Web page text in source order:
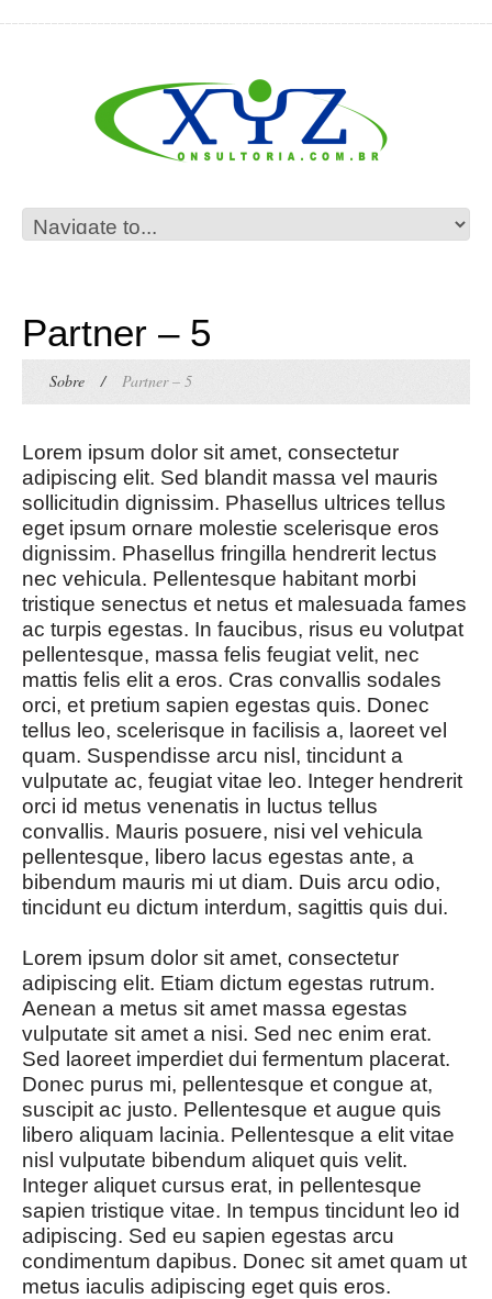
Partner – 5
Sobre / Partner – 5
Lorem ipsum dolor sit amet, consectetur
adipiscing elit. Sed blandit massa vel mauris
sollicitudin dignissim. Phasellus ultrices tellus
eget ipsum ornare molestie scelerisque eros
dignissim. Phasellus fringilla hendrerit lectus
nec vehicula. Pellentesque habitant morbi
tristique senectus et netus et malesuada fames
ac turpis egestas. In faucibus, risus eu volutpat
pellentesque, massa felis feugiat velit, nec
mattis felis elit a eros. Cras convallis sodales
orci, et pretium sapien egestas quis. Donec
tellus leo, scelerisque in facilisis a, laoreet vel
quam. Suspendisse arcu nisl, tincidunt a
vulputate ac, feugiat vitae leo. Integer hendrerit
orci id metus venenatis in luctus tellus
convallis. Mauris posuere, nisi vel vehicula
pellentesque, libero lacus egestas ante, a
bibendum mauris mi ut diam. Duis arcu odio,
tincidunt eu dictum interdum, sagittis quis dui.
Lorem ipsum dolor sit amet, consectetur
adipiscing elit. Etiam dictum egestas rutrum.
Aenean a metus sit amet massa egestas
vulputate sit amet a nisi. Sed nec enim erat.
Sed laoreet imperdiet dui fermentum placerat.
Donec purus mi, pellentesque et congue at,
suscipit ac justo. Pellentesque et augue quis
libero aliquam lacinia. Pellentesque a elit vitae
nisl vulputate bibendum aliquet quis velit.
Integer aliquet cursus erat, in pellentesque
sapien tristique vitae. In tempus tincidunt leo id
adipiscing. Sed eu sapien egestas arcu
condimentum dapibus. Donec sit amet quam ut
metus iaculis adipiscing eget quis eros.